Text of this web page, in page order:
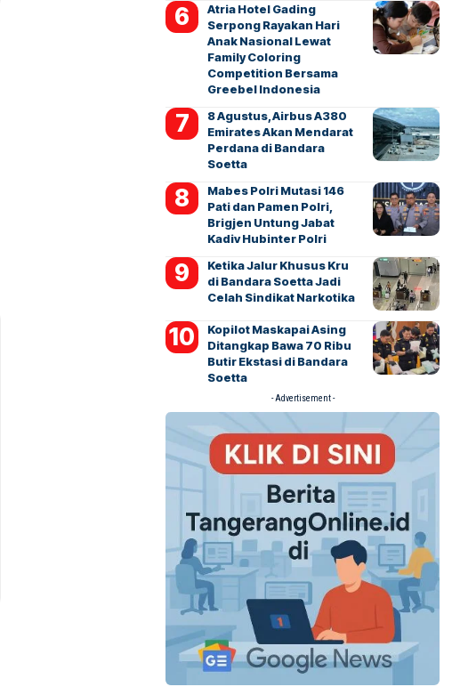
Atria Hotel Gading
Serpong Rayakan Hari
Anak Nasional Lewat
Family Coloring
Competition Bersama
Greebel Indonesia
8 Agustus, Airbus A380
Emirates Akan Mendarat
Perdana di Bandara
Soetta
Mabes Polri Mutasi 146
Pati dan Pamen Polri,
Brigjen Untung Jabat
Kadiv Hubinter Polri
Ketika Jalur Khusus Kru
di Bandara Soetta Jadi
Celah Sindikat Narkotika
Kopilot Maskapai Asing
Ditangkap Bawa 70 Ribu
Butir Ekstasi di Bandara
Soetta
- Advertisement -